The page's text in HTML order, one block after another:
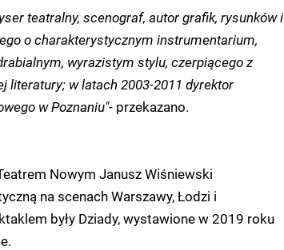
teatralny, scenograf, autor grafik, rysunków i
o charakterystycznym instrumentarium,
wyrazistym stylu, czerpiącego z
literatury; w latach 2003-2011 dyrektor
w Poznaniu"- przekazano.
Nowym Janusz Wiśniewski
na scenach Warszawy, Łodzi i
były Dziady, wystawione w 2019 roku